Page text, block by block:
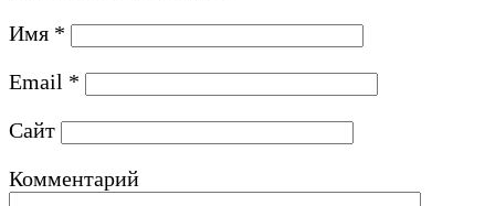
Имя *
Email *
Сайт
Комментарий